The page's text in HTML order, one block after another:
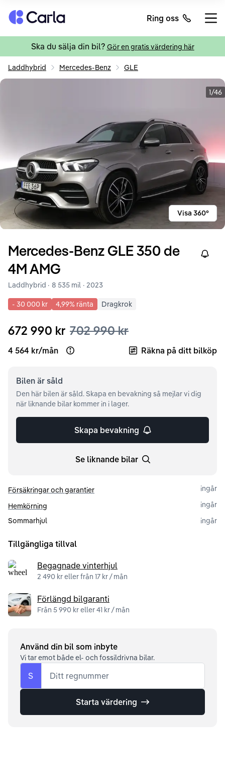
Tillbaka till startsidan Ring oss
Ska du sälja din bil? Gör en gratis värdering här
Laddhybrid Mercedes-Benz GLE
1/46
Visa 360°
Mercedes-Benz GLE350 de
4M AMG
Right
Laddhybrid · 8 535 mil · 2023
- 30 000 kr 4,99% ränta Dragkrok
672 990 kr 702 990 kr
4 564 kr/mån Open loan example Räkna på ditt bilköp
Bilen är såld
Den här bilen är såld. Skapa en bevakning så mejlar vi dig
när liknande bilar kommer in i lager.
Skapa bevakning
Se liknande bilar
Försäkringar och garantier
ingår
Hemkörning
ingår
Sommarhjul
ingår
Tillgängliga tillval
Begagnade vinterhjul
2 490 kr eller från 17 kr / mån
Förlängd bilgaranti
Från 5 990 kr eller 41 kr / mån
Använd din bil som inbyte
Vi tar emot både el- och fossildrivna bilar.
S Ditt regnummer
Starta värdering